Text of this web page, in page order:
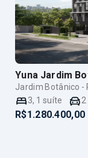
Yuna Jardim
Jardim Botânico -
3, 1 suíte 2
R$1.280.400,00